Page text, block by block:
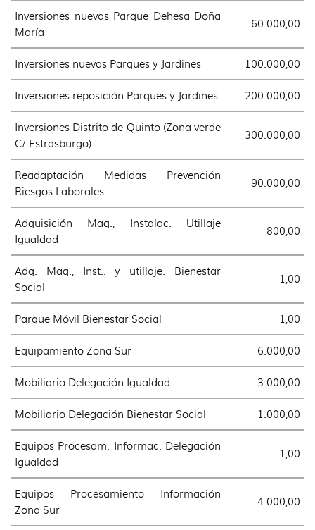
Inversiones nuevas Parque Dehesa Doña
María
60.000,00
Inversiones nuevas Parques y Jardines 100.000,00
Inversiones reposición Parques y Jardines 200.000,00
Inversiones Distrito de Quinto (Zona verde
C/ Estrasburgo)
300.000,00
Readaptación Medidas Prevención
Riesgos Laborales
90.000,00
Adquisición Maq., Instalac. Utillaje
Igualdad
800,00
Adq. Maq., Inst.. y utillaje. Bienestar
Social
1,00
Parque Móvil Bienestar Social 1,00
Equipamiento Zona Sur 6.000,00
Mobiliario Delegación Igualdad 3.000,00
Mobiliario Delegación Bienestar Social 1.000,00
Equipos Procesam. Informac. Delegación
Igualdad
1,00
Equipos Procesamiento Información
Zona Sur
4.000,00